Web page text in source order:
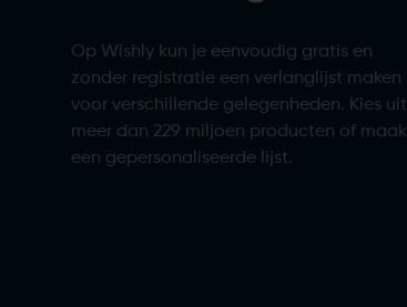
Op Wishly kun je eenvoudig gratis en
zonder registratie een verlanglijst maken
voor verschillende gelegenheden. Kies uit
meer dan 229 miljoen producten of maak
een gepersonaliseerde lijst.